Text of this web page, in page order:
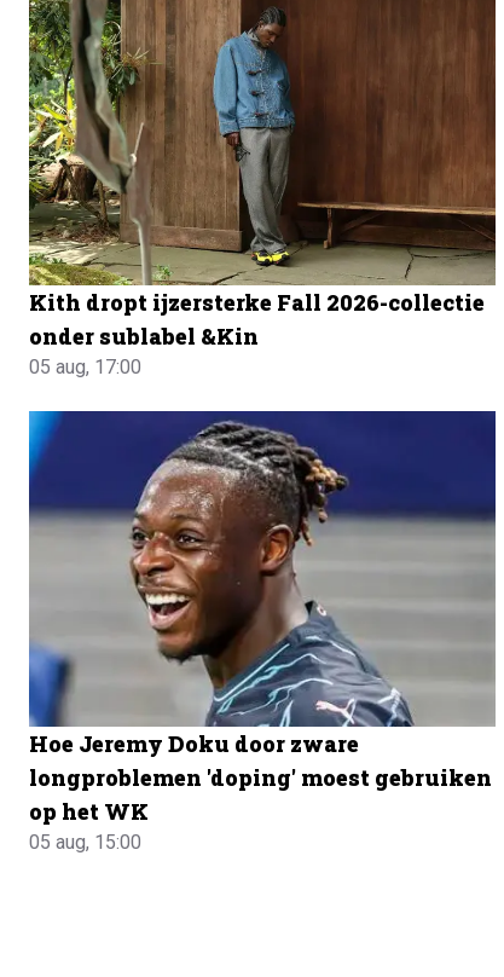
Kith dropt ijzersterke Fall 2026-collectie
onder sublabel &Kin
05 aug, 17:00
Hoe Jeremy Doku door zware
longproblemen 'doping' moest gebruiken
op het WK
05 aug, 15:00